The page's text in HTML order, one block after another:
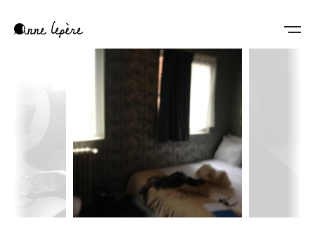
contenu